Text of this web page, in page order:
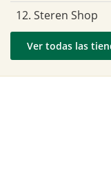
12. Steren Shop
Ver todas las